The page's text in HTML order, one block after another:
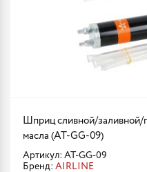
Шприц сливной/заливной/
масла (AT-GG-09)
Артикул: AT-GG-09
Бренд: AIRLINE